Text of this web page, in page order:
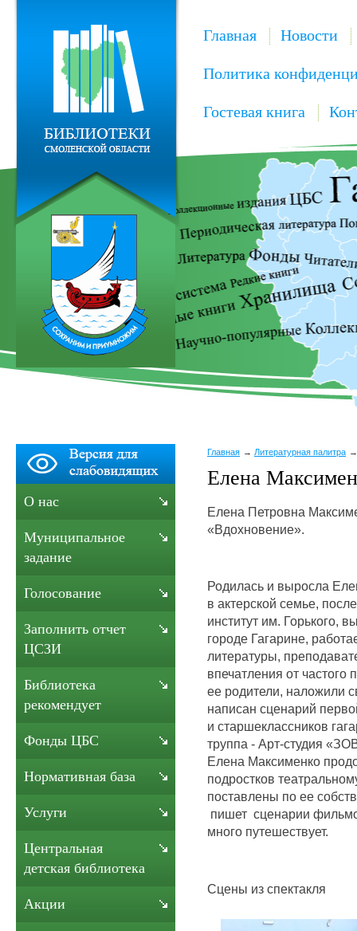
Главная Новости
Политика
Гостевая книга
Главная Литературная палитра
Елена
Елена Петровна
«Вдохновение».
Родилась и выросла
в актерской семье,
институт им. Горького,
городе Гагарине,
литературы,
впечатления от частого
ее родители, наложили
написан сценарий
и старшеклассников
труппа - Арт-студия
Елена Максименко
подростков
поставлены по ее
пишет сценарии
много путешествует.
Сцены из спектакля
О нас
Муниципальное
задание
Голосование
Заполнить отчет
ЦСЗИ
Библиотека
рекомендует
Фонды ЦБС
Нормативная база
Услуги
Центральная
детская библиотека
Акции